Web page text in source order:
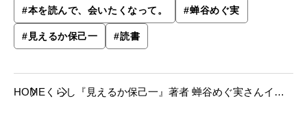
#本を読んで、会いたくなって。 #蝉谷めぐ実
# 見えるか保己一 #読書
HOME くらし
『見えるか保己一』著者 蝉谷めぐ実さんイン